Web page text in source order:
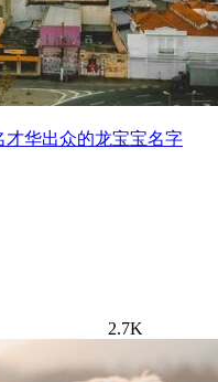
才华出众的龙宝宝名字
2.7K